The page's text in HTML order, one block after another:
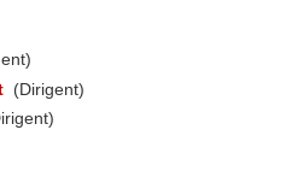
(Dirigent)